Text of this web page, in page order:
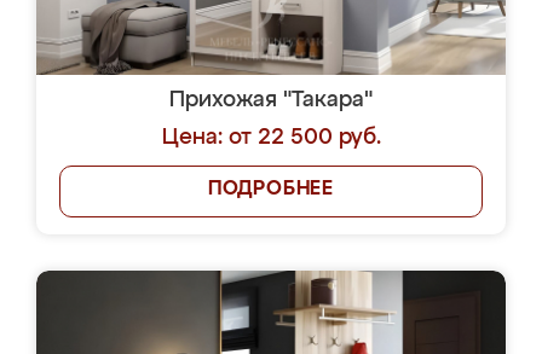
Прихожая "Такара"
Цена: от 22 500 руб.
ПОДРОБНЕЕ